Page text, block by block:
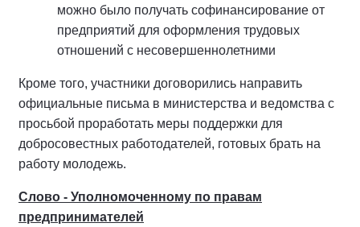
можно было получать софинансирование от
предприятий для оформления трудовых
отношений с несовершеннолетними
Кроме того, участники договорились направить
официальные письма в министерства и ведомства с
просьбой проработать меры поддержки для
добросовестных работодателей, готовых брать на
работу молодежь.
Слово - Уполномоченному по правам
предпринимателей